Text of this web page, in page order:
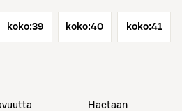
koko:39 koko:40 koko:41
Haetaan